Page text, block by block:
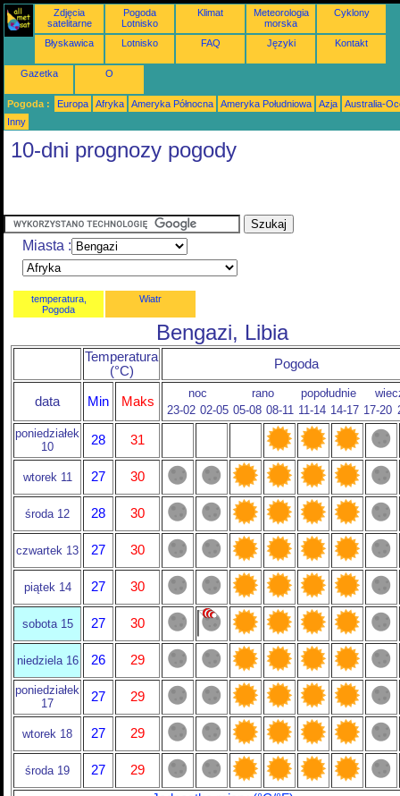
Zdjęcia
satelitarne
Pogoda
Lotnisko
Klimat
Meteorologia
morska
Cyklony
Błyskawica Lotnisko FAQ Języki Kontakt
Gazetka O
Pogoda : Europa Afryka Ameryka Północna Ameryka Południowa Azja
Australia-
Inny
10-dni prognozy pogody
Miasta :
temperatura,
Pogoda
Wiatr
Bengazi, Libia
Temperatura
(°C)
Pogoda
data Min Maks
noc rano popołudnie
23-02 02-05 05-08 08-11 11-14 14-17 17-20
poniedziałek
10
28 31
wtorek 11 27 30
środa 12 28 30
czwartek 13 27 30
piątek 14 27 30
sobota 15 27 30
niedziela 16 26 29
poniedziałek
17
27 29
wtorek 18 27 29
środa 19 27
29